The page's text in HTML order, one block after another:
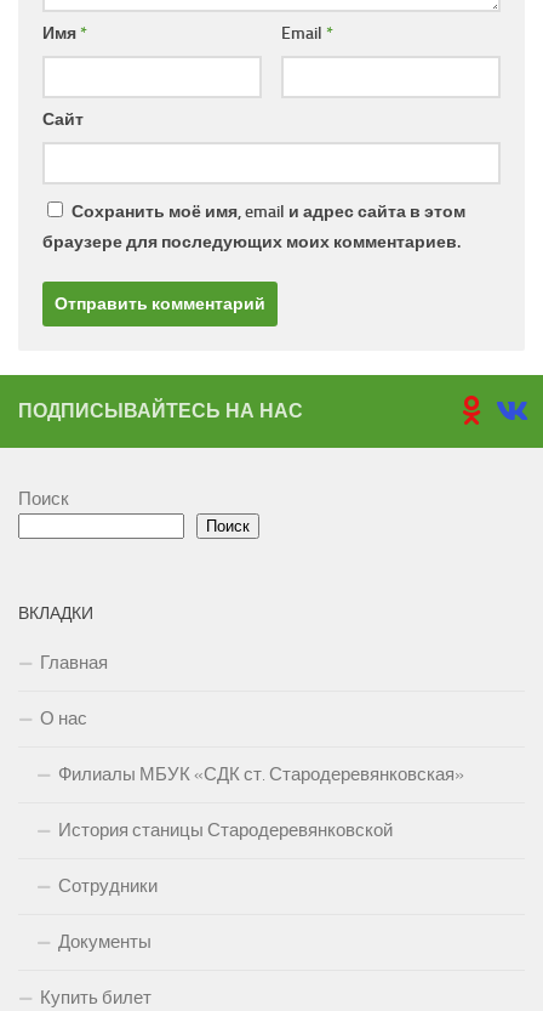
Имя* Email *
Сайт
Сохранить моё имя, email и адрес сайта в этом
браузере для последующих моих комментариев.
ПОДПИСЫВАЙТЕСЬ НА НАС
Поиск
Поиск
ВКЛАДКИ
Главная
О нас
Филиалы МБУК «СДК ст. Стародеревянковская»
История станицы Стародеревянковской
Сотрудники
Документы
Купить билет